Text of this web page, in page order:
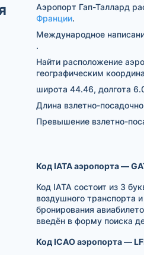
Аэропорт Гап-Таллард
Франции.
Международное
.
Найти расположение
географическим
широта 44.46, долгота
Длина взлетно-
Превышение взлетно-
Код IATA аэропорта —
Код IATA состоит из 3
воздушного транспорта
бронирования
введён в форму поиска
Код ICAO аэропорта —